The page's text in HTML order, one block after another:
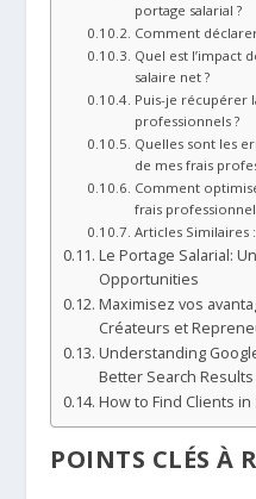
portage salarial ?
Comment
Quel est l’impact
salaire net ?
Puis-je récupérer
professionnels ?
Quelles sont les
de mes frais
Comment
frais
Articles Similaires :
Le Portage Salarial:
Opportunities
Maximisez vos
Créateurs et
Understanding
Better Search Results
How to Find Clients in
POINTS CLÉS À